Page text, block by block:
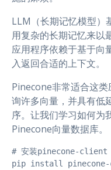
LLM（长期记忆模型）
用复杂的长期记忆来以
应用程序依赖于基于向
入返回合适的上下文。
Pinecone非常适合这
询许多向量，并具有低
序。让我们学习如何为
Pinecone向量数据库。
# 安装pinecone-client
pip install